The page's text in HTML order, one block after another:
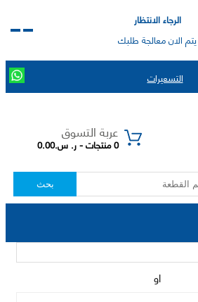
الرجاء الانتظار
يتم الان معالجة طلبك
التسعيرات
عربة التسوق
0 منتجات - ر. س.0.00
بحث
او